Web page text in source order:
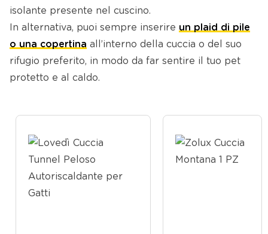
isolante presente nel cuscino.
In alternativa, puoi sempre inserire un plaid di pile
o una copertina all’interno della cuccia o del suo
rifugio preferito, in modo da far sentire il tuo pet
protetto e al caldo.